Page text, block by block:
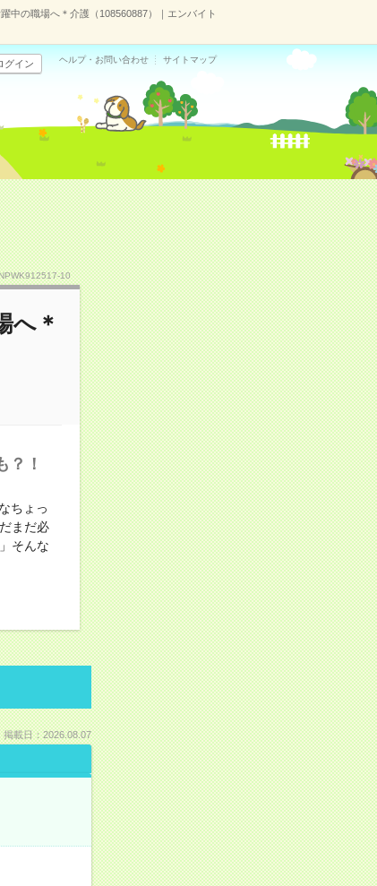
中の職場へ＊介護（108560887）｜エンバイト
グイン ヘルプ・お問い合わせ サイトマップ
10
へ＊
？！
ちょっ
まだ必
そんな
掲載日：2026.08.07